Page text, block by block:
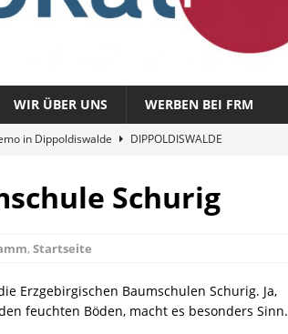
WIR ÜBER UNS WERBEN BEI FRM
in Dippoldiswalde
DIPPOLDISWALDE
– vom 27. Juli 2026
REGIONALMAGAZIN
Schurig
, Startseite
Erzgebirgischen Baumschulen Schurig. Ja,
feuchten Böden, macht es besonders Sinn.